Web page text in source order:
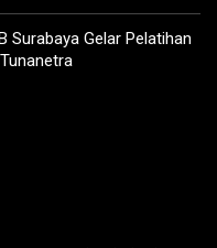
Surabaya Gelar Pelatihan